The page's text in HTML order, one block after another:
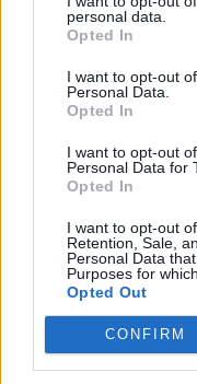
personal data.
Opted In
I want to opt-out
Personal Data.
Opted In
I want to opt-out
Personal Data for
Opted In
I want to opt-out
Retention, Sale,
Personal Data
Purposes for
Opted Out
CONFIRM
(π.χ., βαρφαρίνη
σχηματισμού
επεισοδίου.
Τρόπος ζωής
συνεπής
έγκαιρη
Σε επιλεγμένες
χρειαστεί
(ελεγχόμενο
μπορέσει να